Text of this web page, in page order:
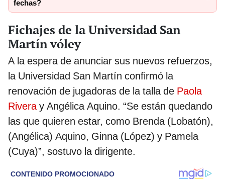
fechas?
Fichajes de la Universidad San
Martín vóley
A la espera de anunciar sus nuevos refuerzos,
la Universidad San Martín confirmó la
renovación de jugadoras de la talla de Paola
Rivera y Angélica Aquino. “Se están quedando
las que quieren estar, como Brenda (Lobatón),
(Angélica) Aquino, Ginna (López) y Pamela
(Cuya)”, sostuvo la dirigente.